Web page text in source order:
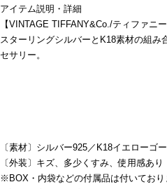
アイテム説明・詳細
【VINTAGE TIFFANY&Co./ティファニ
スターリングシルバーとK18素材の組み
セサリー。
〔素材〕シルバー925／K18イエローゴ
〔外装〕キズ、多少くすみ、使用感あり
※BOX・内袋などの付属品は付いており